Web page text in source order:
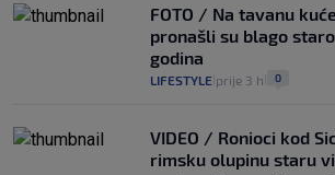
FOTO / Na tavanu
pronašli su blago
godina
LIFESTYLE prije 3 h 0
VIDEO / Ronioci kod
rimsku olupinu staru